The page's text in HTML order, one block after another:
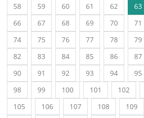
58
59 60 61 62 63
66
67 68 69 70 71
74
75 76 77 78 79
82
83 84 85 86 87
90
91 92 93 94 95
98
99 100 101 102
105
106 107 108 109